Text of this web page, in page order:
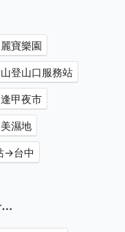
寶樂園
登山口服務站
甲夜市
濕地
→台中
⋯